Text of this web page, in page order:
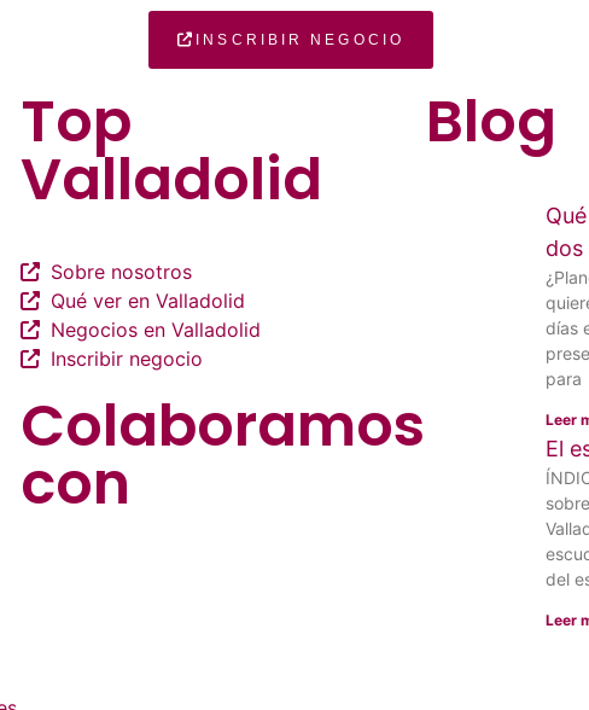
INSCRIBIR NEGOCIO
Top
Valladolid
Sobre nosotros
Qué ver en Valladolid
Negocios en Valladolid
Inscribir negocio
Colaboramos
con
Blog
dos
días
para
Leer
El
del
Leer